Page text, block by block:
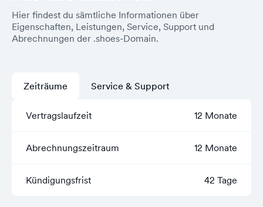
Hier findest du sämtliche Informationen über
Eigenschaften, Leistungen, Service, Support und
Abrechnungen der .shoes-Domain.
Zeiträume
Vertragslaufzeit 12 Monate
Abrechnungszeitraum 12 Monate
Kündigungsfrist 42 Tage
Service & Support